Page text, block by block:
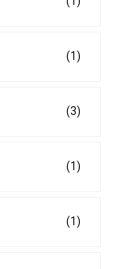
(1)
(3)
(1)
(1)